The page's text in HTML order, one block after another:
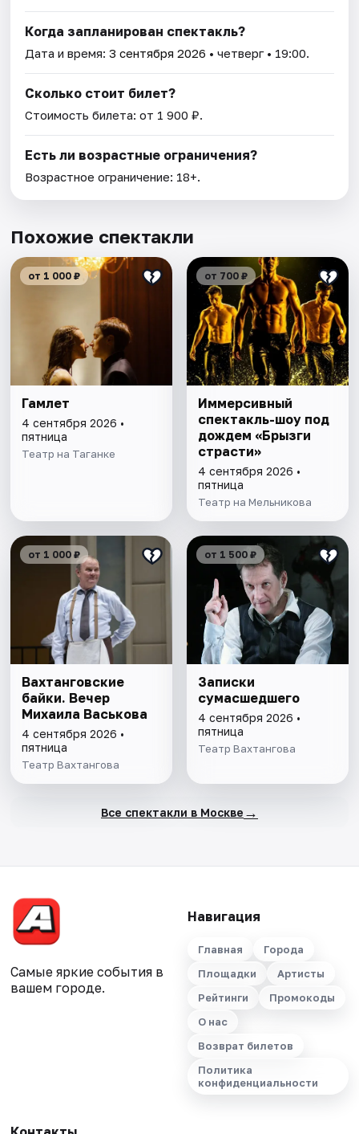
Когда запланирован спектакль?
Дата и время:3 сентября 2026 • четверг • 19:00.
Сколько стоит билет?
Стоимость билета: от 1 900 ₽.
Есть ли возрастные ограничения?
Возрастное ограничение: 18+.
Похожие спектакли
от 1 000 ₽
Гамлет
4 сентября 2026 •
пятница
Театр на Таганке
от 700 ₽
Иммерсивный
спектакль-шоу под
дождем «Брызги
страсти»
4 сентября 2026 •
пятница
Театр на Мельникова
от 1 000 ₽
Вахтанговские
байки. Вечер
Михаила Васькова
4 сентября 2026 •
пятница
Театр Вахтангова
от 1 500 ₽
Записки
сумасшедшего
4 сентября 2026 •
пятница
Театр Вахтангова
Все спектакли в Москве →
Самые яркие события в
вашем городе.
Навигация
Главная
Города
Площадки
Артисты
Рейтинги
Промокоды
О нас
Возврат билетов
Политика
конфиденциальности